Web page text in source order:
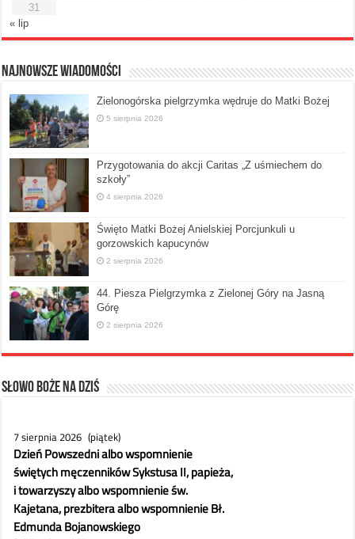
31
« lip
Najnowsze Wiadomości
Zielonogórska pielgrzymka wędruje do Matki Bożej
5 sierpnia 2026
Przygotowania do akcji Caritas „Z uśmiechem do
szkoły”
4 sierpnia 2026
Święto Matki Bożej Anielskiej Porcjunkuli u
gorzowskich kapucynów
2 sierpnia 2026
44. Piesza Pielgrzymka z Zielonej Góry na Jasną
Górę
2 sierpnia 2026
Słowo Boże na dziś